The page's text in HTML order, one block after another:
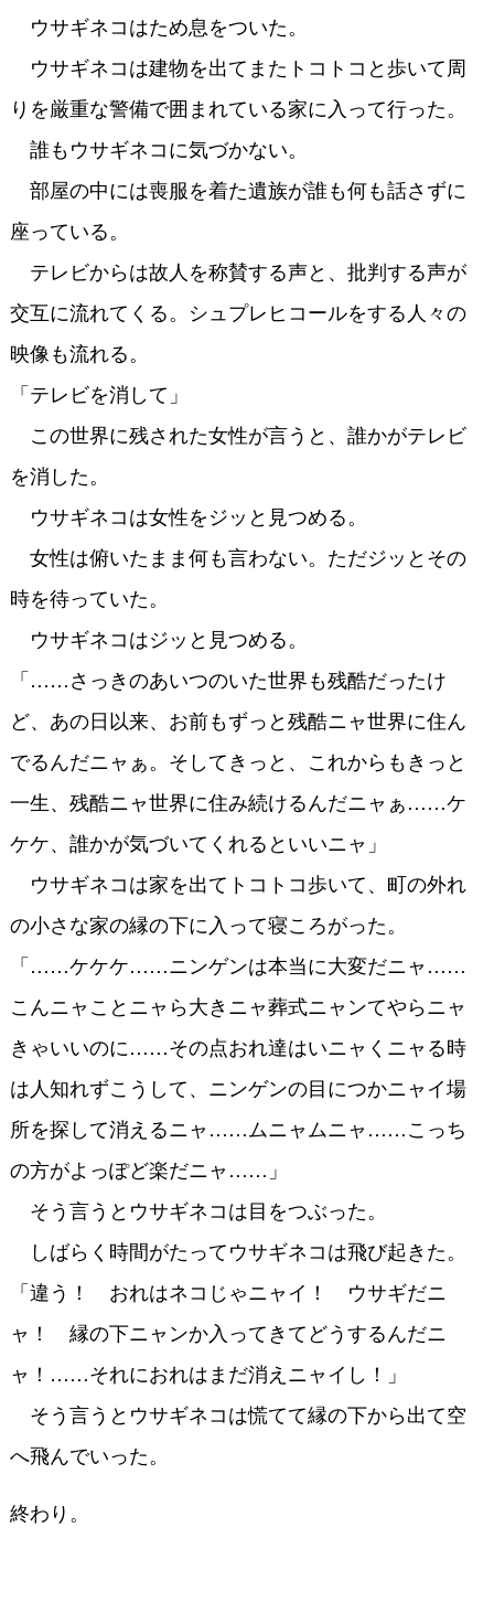
ウサギネコはため息をついた。
ウサギネコは建物を出てまたトコトコと歩いて周
りを厳重な警備で囲まれている家に入って行った。
誰もウサギネコに気づかない。
部屋の中には喪服を着た遺族が誰も何も話さずに
座っている。
テレビからは故人を称賛する声と、批判する声が
交互に流れてくる。シュプレヒコールをする人々の
映像も流れる。
「テレビを消して」
この世界に残された女性が言うと、誰かがテレビ
を消した。
ウサギネコは女性をジッと見つめる。
女性は俯いたまま何も言わない。ただジッとその
時を待っていた。
ウサギネコはジッと見つめる。
「……さっきのあいつのいた世界も残酷だったけ
ど、あの日以来、お前もずっと残酷ニャ世界に住ん
でるんだニャぁ。そしてきっと、これからもきっと
一生、残酷ニャ世界に住み続けるんだニャぁ……ケ
ケケ、誰かが気づいてくれるといいニャ」
ウサギネコは家を出てトコトコ歩いて、町の外れ
の小さな家の縁の下に入って寝ころがった。
「……ケケケ……ニンゲンは本当に大変だニャ……
こんニャことニャら大きニャ葬式ニャンてやらニャ
きゃいいのに……その点おれ達はいニャくニャる時
は人知れずこうして、ニンゲンの目につかニャイ場
所を探して消えるニャ……ムニャムニャ……こっち
の方がよっぽど楽だニャ……」
そう言うとウサギネコは目をつぶった。
しばらく時間がたってウサギネコは飛び起きた。
「違う！ おれはネコじゃニャイ！ ウサギだニ
ャ！ 縁の下ニャンか入ってきてどうするんだニ
ャ！……それにおれはまだ消えニャイし！」
そう言うとウサギネコは慌てて縁の下から出て空
へ飛んでいった。
終わり。